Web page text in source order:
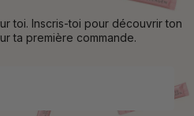
toi. Inscris-toi pour découvrir ton
ta première commande.